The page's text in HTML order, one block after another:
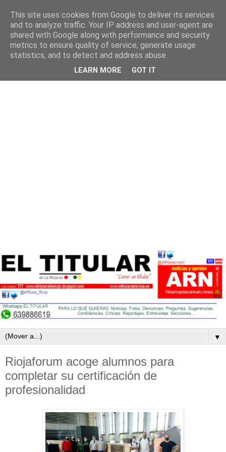
▼
Riojaforum acoge alumnos para
completar su certificación de
profesionalidad
This site uses cookies from Google to deliver its services
and to analyze traffic. Your IP address and user-agent are
shared with Google along with performance and security
metrics to ensure quality of service, generate usage
statistics, and to detect and address abuse.
LEARN MORE GOT IT